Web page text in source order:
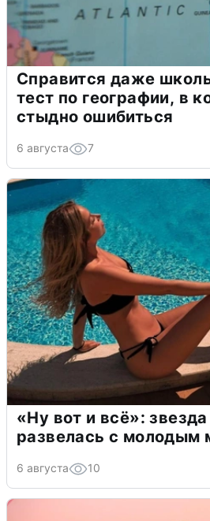
Справится даже
тест по географии, в
стыдно ошибиться
6 августа 7
«Ну вот и всё»:
развелась с молодым
6 августа 10